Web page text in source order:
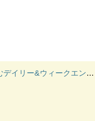
ンドバッグ DAILY&WEEKEND CROCHET BAGS